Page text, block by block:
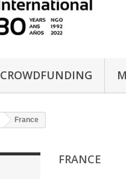
CROWDFUNDING
France
FRANCE